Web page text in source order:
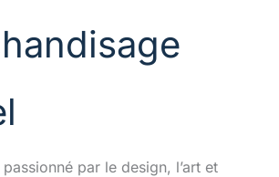
par le design, l’art et